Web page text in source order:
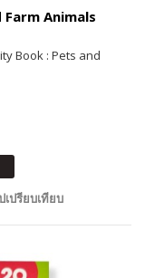
Animals
Book : Pets and
เปรียบเทียบ